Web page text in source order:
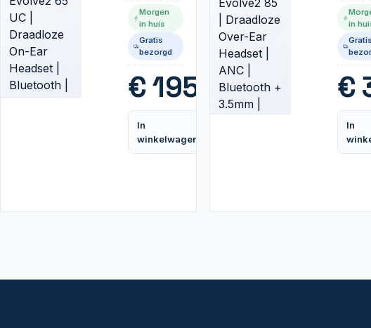
65 UC |
Draadloze
Headset |
Bluetooth
| Zwart
Morgen
in huis
Gratis
bezorgd
€195,99
In
winkelwagen
85 |
+
Zwart
in
Gratis
€
In